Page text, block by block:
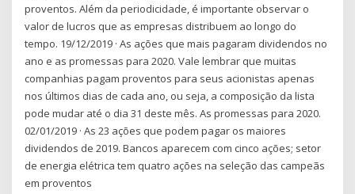
proventos. Além da periodicidade, é importante observar o
valor de lucros que as empresas distribuem ao longo do
tempo. 19/12/2019 · As ações que mais pagaram dividendos no
ano e as promessas para 2020. Vale lembrar que muitas
companhias pagam proventos para seus acionistas apenas
nos últimos dias de cada ano, ou seja, a composição da lista
pode mudar até o dia 31 deste mês. As promessas para 2020.
02/01/2019 · As 23 ações que podem pagar os maiores
dividendos de 2019. Bancos aparecem com cinco ações; setor
de energia elétrica tem quatro ações na seleção das campeãs
em proventos